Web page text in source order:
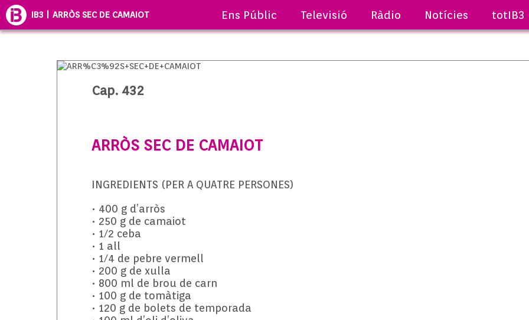
IB3 | ARRÒS SEC DE CAMAIOT Ens Públic Televisió Ràdio Notícies totIB3
Cap. 432
ARRÒS SEC DE CAMAIOT
INGREDIENTS (PER A QUATRE PERSONES)
• 400 g d’arròs
• 250 g de camaiot
• 1/2 ceba
• 1 all
• 1/4 de pebre vermell
• 200 g de xulla
• 800 ml de brou de carn
• 100 g de tomàtiga
• 120 g de bolets de temporada